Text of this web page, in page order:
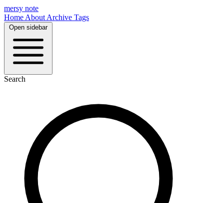
mersy note
Home About Archive Tags
Open sidebar
Search